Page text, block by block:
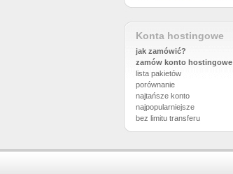
Konta hostingowe
jak zamówić?
zamów konto hostingowe
lista pakietów
porównanie
najtańsze konto
najpopularniejsze
bez limitu transferu